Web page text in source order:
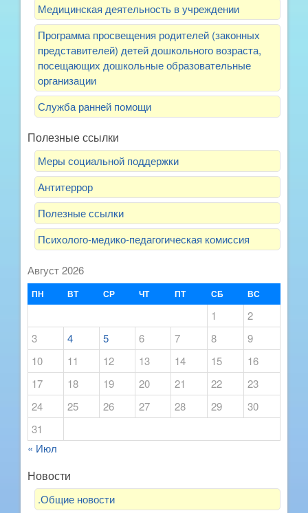
Медицинская деятельность в учреждении
Программа просвещения родителей (законных
представителей) детей дошкольного возраста,
посещающих дошкольные образовательные
организации
Служба ранней помощи
Полезные ссылки
Меры социальной поддержки
Антитеррор
Полезные ссылки
Психолого-медико-педагогическая комиссия
Август 2026
ПН ВТ СР ЧТ ПТ СБ ВС
1
2
3
4 5 6 7 8
9
10
11 12 13 14 15
16
17
18 19 20 21 22
23
24
25 26 27 28 29
30
31
« Июл
Новости
.Общие новости